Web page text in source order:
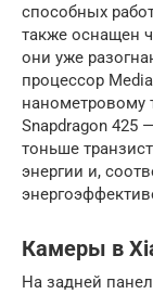
способных
также оснащен
они уже
процессор
нанометровому
Snapdragon 425
тоньше
энергии и,
Камеры в
На задней